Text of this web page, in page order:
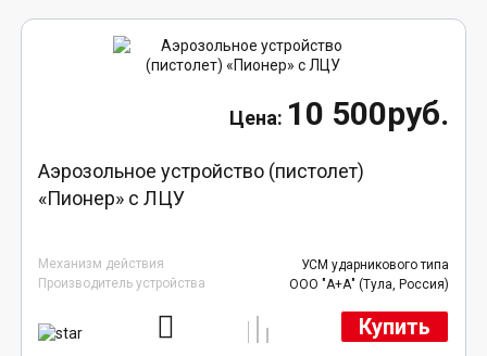
10 500руб.
Аэрозольное устройство (пистолет)
«Пионер» с ЛЦУ
Механизм действия
УСМ ударникового типа
Производитель устройства
ООО "А+А" (Тула, Россия)
Купить